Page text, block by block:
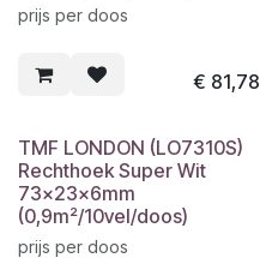
prijs per doos
€ 81,78
TMF LONDON (LO7310S)
Rechthoek Super Wit
73x23x6mm
(0,9m²/10vel/doos)
prijs per doos